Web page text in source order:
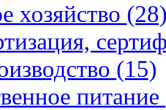
хозяйство
(15)